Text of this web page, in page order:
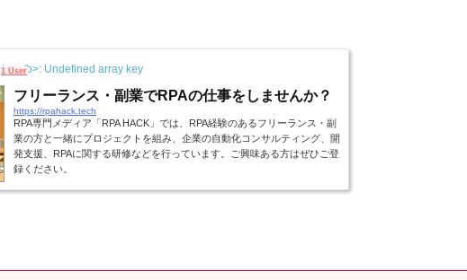
1 User
フリーランス・副業でRPAの仕事をしませんか？
https://rpahack.tech
RPA専門メディア「RPA HACK」では、RPA経験のあるフリーランス・副
業の方と一緒にプロジェクトを組み、企業の自動化コンサルティング、開
発支援、RPAに関する研修などを行っています。ご興味ある方はぜひご登
録ください。